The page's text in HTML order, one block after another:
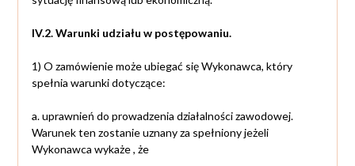
IV.2.Warunki udziału w postępowaniu.
1) O zamówienie może ubiegać się Wykonawca, który
spełnia warunki dotyczące:
a. uprawnień do prowadzenia działalności zawodowej.
Warunek ten zostanie uznany za spełniony jeżeli
Wykonawca wykaże , że